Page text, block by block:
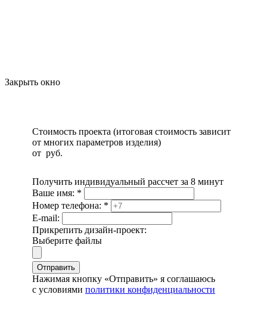
Закрыть окно
Стоимость проекта (итоговая стоимость зависит
от многих параметров изделия)
от руб.
Получить индивидуальный рассчет за 8 минут
Ваше имя: *
Номер телефона: *
E-mail:
Прикрепить дизайн-проект:
Выберите файлы
Отправить
Нажимая кнопку «Отправить» я соглашаюсь
с условиями политики конфиденциальности